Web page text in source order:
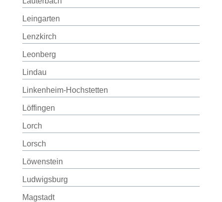
Leingarten
Lenzkirch
Leonberg
Lindau
Linkenheim-Hochstetten
Löffingen
Lorch
Lorsch
Löwenstein
Ludwigsburg
Magstadt